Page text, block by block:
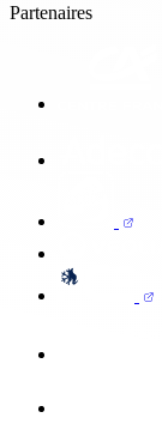
Partenaires